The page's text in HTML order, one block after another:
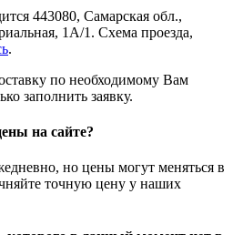
443080, Самарская обл.,
1А/1. Схема проезда,
.
по необходимому Вам
заполнить заявку.
на сайте?
но цены могут меняться в
точную цену у наших